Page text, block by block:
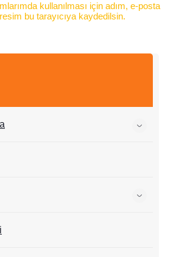
kullanılması için adım, e-posta
bu tarayıcıya kaydedilsin.